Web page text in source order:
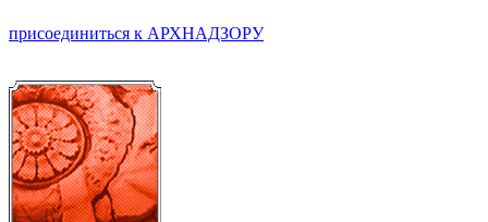
присоединиться к АРХНАДЗОРУ